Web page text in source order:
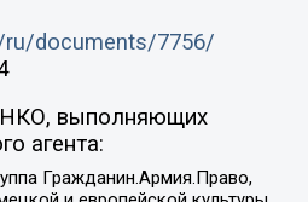
documents/7756/
НКО, выполняющих
агента:
Гражданин.Армия.Право,